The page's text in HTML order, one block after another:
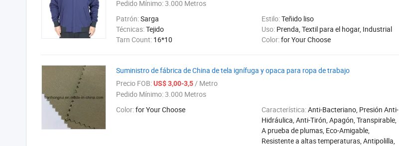
Pedido Mínimo:3.000 Metros
Patrón:Sarga Estilo:Teñido liso
Técnicas:Tejido Uso: Prenda, Textil para el hogar, Industrial
Tarn Count: 16*10 Color:for Your Choose
Suministro de fábrica de China de tela ignífuga y opaca para ropa de trabajo
Precio FOB:US$ 3,00-3,5/ Metro
Pedido Mínimo:3.000 Metros
Color:for Your Choose Característica:Anti-Bacteriano, Presión Anti-
Hidráulica, Anti-Tirón, Apagón, Transpirable,
A prueba de plumas, Eco-Amigable,
Resistente a altas temperaturas, Antipolilla,